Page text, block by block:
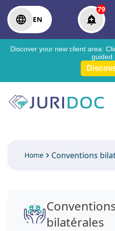
EN
79
Discover your new client area:
guided.
Home Conventions
bilatérales